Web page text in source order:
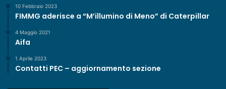
10 Febbraio 2023
FIMMG aderisce a “M’illumino di Meno” di Caterpillar
4 Maggio 2021
Aifa
1 Aprile 2023
Contatti PEC – aggiornamento sezione